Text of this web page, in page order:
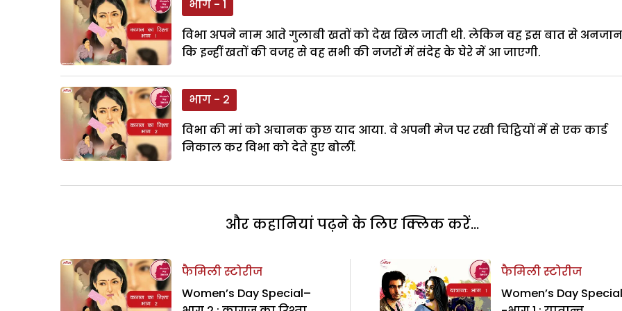
भाग - 1
विभा अपने नाम आते गुलाबी खतों को देख खिल जाती थी. लेकिन वह इस बात से
कि इन्हीं खतों की वजह से वह सभी की नजरों में संदेह के घेरे में आ जाएगी.
भाग - 2
विभा की मां को अचानक कुछ याद आया. वे अपनी मेज पर रखी चिट्ठियों में से एक कार्ड
निकाल कर विभा को देते हुए बोलीं.
और कहानियां पढ़ने के लिए क्लिक करें...
फैमिली स्टोरीज
Women’s Day Special–
फैमिली स्टोरीज
Women’s Day Special